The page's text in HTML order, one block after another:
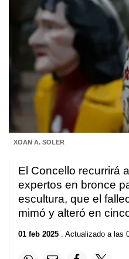
XOAN A. SOLER
El Concello recurrirá
expertos en bronce
escultura, que el
mimó y alteró en
01 feb 2025 . Actualizado a las